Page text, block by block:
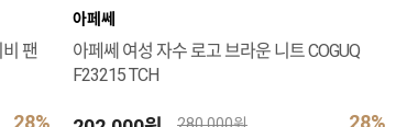
팬
28%
아페쎄
아페쎄 여성 자수 로고 브라운 니트 COGUQ
F23215 TCH
28%